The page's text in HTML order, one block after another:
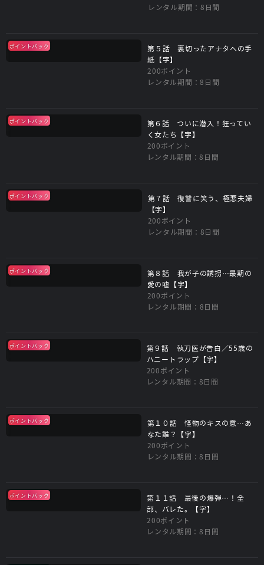
レンタル期間：8日間
ポイントバック
第５話 裏切ったアナタへの手
紙【字】
200ポイント
レンタル期間：8日間
ポイントバック
第６話 ついに潜入！狂ってい
く女たち【字】
200ポイント
レンタル期間：8日間
ポイントバック
第７話 復讐に笑う、極悪夫婦
【字】
200ポイント
レンタル期間：8日間
ポイントバック
第８話 我が子の誘拐…最期の
愛の嘘【字】
200ポイント
レンタル期間：8日間
ポイントバック
第９話 執刀医が告白／55歳の
ハニートラップ【字】
200ポイント
レンタル期間：8日間
ポイントバック
第１０話 怪物のキスの意…あ
なた誰？【字】
200ポイント
レンタル期間：8日間
ポイントバック
第１１話 最後の爆弾…！全
部、バレた。【字】
200ポイント
レンタル期間：8日間